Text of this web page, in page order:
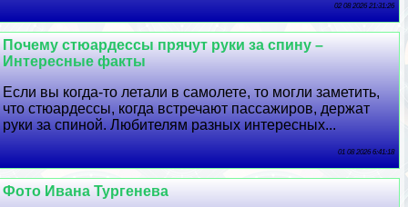
02 08 2026 21:31:26
Почему стюардессы прячут руки за спину –
Интересные факты
Если вы когда-то летали в самолете, то могли заметить,
что стюардессы, когда встречают пассажиров, держат
руки за спиной. Любителям разных интересных...
01 08 2026 6:41:18
Фото Ивана Тургенева